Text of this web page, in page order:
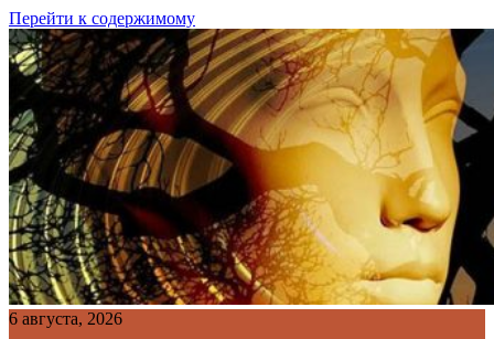
Перейти к содержимому
6 августа, 2026